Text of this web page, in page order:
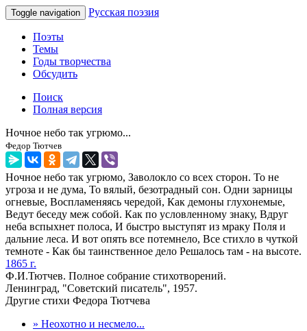
Toggle navigation Русская поэзия
Поэты
Темы
Годы творчества
Обсудить
Поиск
Полная версия
Ночное небо так угрюмо...
Федор Тютчев
Ночное небо так угрюмо, Заволокло со всех сторон. То не
угроза и не дума, То вялый, безотрадный сон. Одни зарницы
огневые, Воспламеняясь чередой, Как демоны глухонемые,
Ведут беседу меж собой. Как по условленному знаку, Вдруг
неба вспыхнет полоса, И быстро выступят из мраку Поля и
дальние леса. И вот опять все потемнело, Все стихло в чуткой
темноте - Как бы таинственное дело Решалось там - на высоте.
1865 г.
Ф.И.Тютчев. Полное собрание стихотворений.
Ленинград, "Советский писатель", 1957.
Другие стихи Федора Тютчева
» Неохотно и несмело...